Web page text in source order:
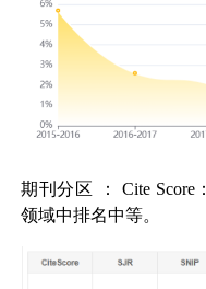
期刊分区 ： Cite Score：
领域中排名中等。